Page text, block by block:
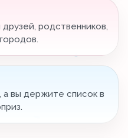
родственников,
а вы держите список в